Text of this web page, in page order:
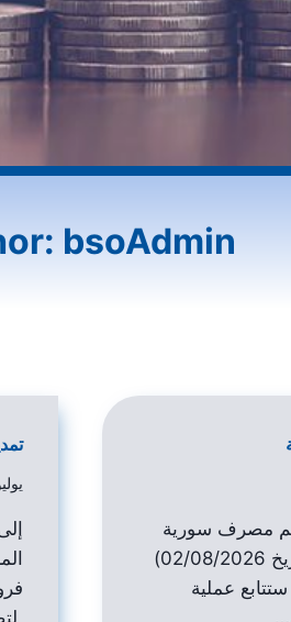
bsoAdmin
مصرف سورية
المركزي (رقم 3371/16/ص بتاريخ 02/08/2026)
عملية
يوليو 30,